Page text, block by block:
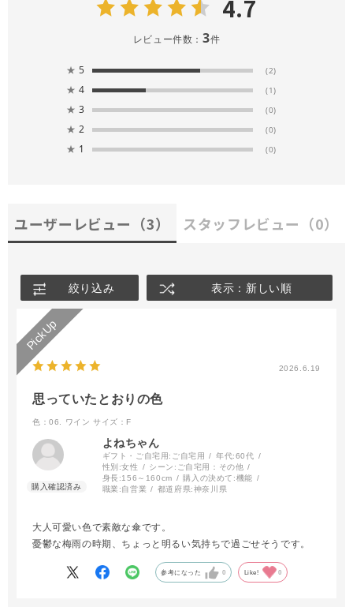
4.7
レビュー件数： 3件
★ 5 (2)
★ 4 (1)
★ 3 (0)
★ 2 (0)
★ 1 (0)
ユーザーレビュー （3） スタッフレビュー （0）
絞り込み 表示：新しい順
2026.6.19
思っていたとおりの色
色：06. ワイン サイズ：F
よねちゃん
ギフト・ご自宅用: ご自宅用 年代:60代
性別:女性 シーン: ご自宅用：その他
身長:156～160cm 購入の決めて:機能
職業:自営業 都道府県:神奈川県
大人可愛い色で素敵な傘です。
憂鬱な梅雨の時期、ちょっと明るい気持ちで過ごせそうです。
参考になった 0 Like! 0